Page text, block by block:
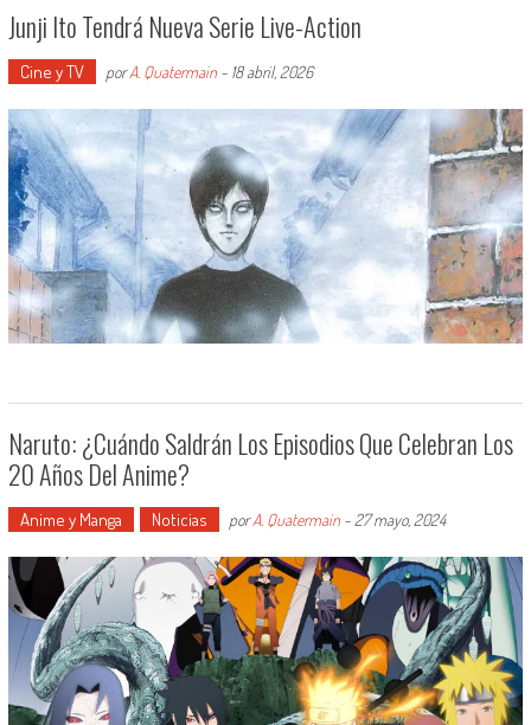
Junji Ito Tendrá Nueva Serie Live-Action
Cine y TV porA. Quatermain- 18 abril, 2026
Naruto: ¿Cuándo Saldrán Los Episodios Que Celebran Los
20 Años Del Anime?
Anime y Manga Noticias porA. Quatermain- 27 mayo, 2024